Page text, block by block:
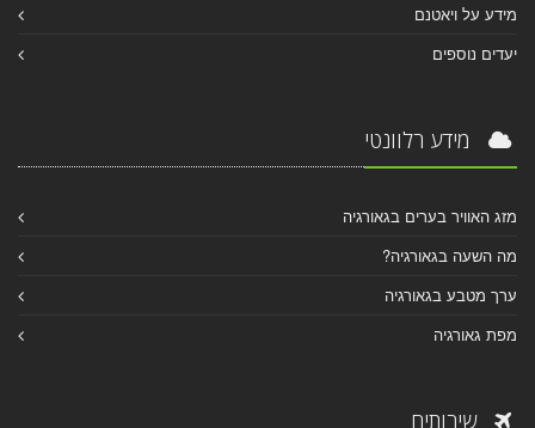
מידע על ויאטנם
יעדים נוספים
מידע רלוונטי
מזג האוויר בערים בגאורגיה
מה השעה בגאורגיה?
ערך מטבע בגאורגיה
מפת גאורגיה
שירותים